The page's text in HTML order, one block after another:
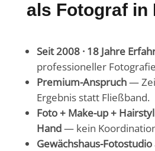
als Fotograf in
Seit 2008 · 18 Jahre
professioneller
Premium-Anspruch—
Ergebnis statt Fließband.
Foto + Make-up +
Hand— kein
Gewächshaus-